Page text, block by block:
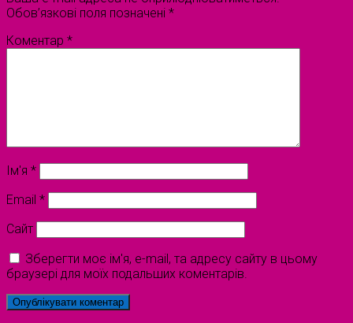
Обов’язкові поля позначені *
Коментар *
Ім'я *
Email *
Сайт
Зберегти моє ім'я, e-mail, та адресу сайту в цьому
браузері для моїх подальших коментарів.